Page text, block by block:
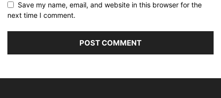
Save my name, email, and website in this browser for the
next time I comment.